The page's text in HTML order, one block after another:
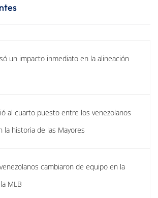
un impacto inmediato en la alineación
al cuarto puesto entre los venezolanos
la historia de las Mayores
cambiaron de equipo en la
MLB